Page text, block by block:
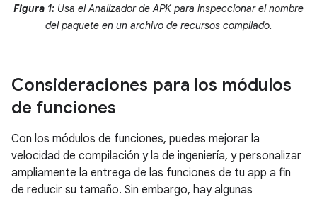
Figura 1: Usa el Analizador de APK para inspeccionar el nombre
del paquete en un archivo de recursos compilado.
Consideraciones para los módulos
de funciones
Con los módulos de funciones, puedes mejorar la
velocidad de compilación y la de ingeniería, y personalizar
ampliamente la entrega de las funciones de tu app a fin
de reducir su tamaño. Sin embargo, hay algunas